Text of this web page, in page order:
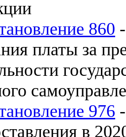
860
платы за
976
в